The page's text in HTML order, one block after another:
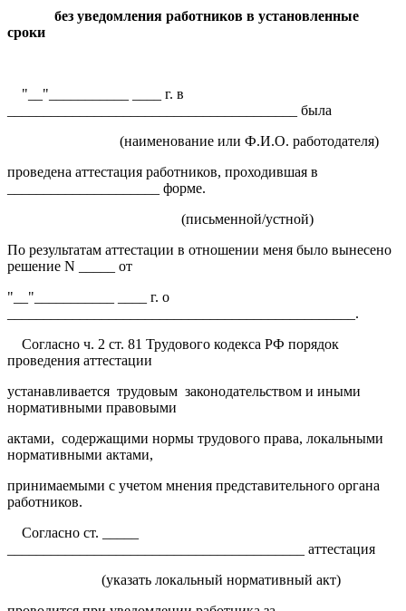
без уведомления работников в установленные
сроки
"__"___________ ____ г. в
________________________________________ была
(наименование или Ф.И.О. работодателя)
проведена аттестация работников, проходившая в
_____________________ форме.
(письменной/устной)
По результатам аттестации в отношении меня было вынесено
решение N _____ от
"__"___________ ____ г. о
________________________________________________.
Согласно ч. 2 ст. 81 Трудового кодекса РФ порядок
проведения аттестации
устанавливается трудовым законодательством и иными
нормативными правовыми
актами, содержащими нормы трудового права, локальными
нормативными актами,
принимаемыми с учетом мнения представительного органа
работников.
Согласно ст. _____
_________________________________________ аттестация
(указать локальный нормативный акт)